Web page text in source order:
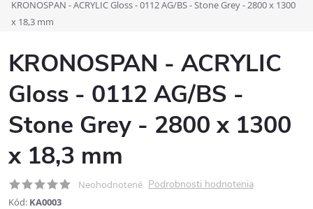
KRONOSPAN - ACRYLIC Gloss - 0112 AG/BS - Stone Grey - 2800 x 1300
x 18,3 mm
KRONOSPAN - ACRYLIC
Gloss - 0112 AG/BS -
Stone Grey - 2800 x 1300
x 18,3 mm
Neohodnotené Podrobnosti hodnotenia
Kód: KA0003